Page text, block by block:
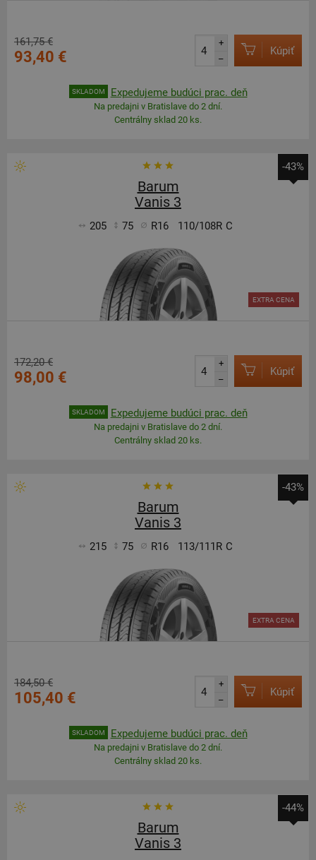
161,75 €
93,40 €
+
–
Kúpiť
SKLADOM Expedujeme budúci prac. deň
Na predajni v Bratislave do 2 dní.
Centrálny sklad 20 ks.
-43%
Barum
Vanis 3
205 75 R16 110/108R C
EXTRA CENA
172,20 €
98,00 €
+
–
Kúpiť
SKLADOM Expedujeme budúci prac. deň
Na predajni v Bratislave do 2 dní.
Centrálny sklad 20 ks.
-43%
Barum
Vanis 3
215 75 R16 113/111R C
EXTRA CENA
184,50 €
105,40 €
+
–
Kúpiť
SKLADOM Expedujeme budúci prac. deň
Na predajni v Bratislave do 2 dní.
Centrálny sklad 20 ks.
-44%
Barum
Vanis 3